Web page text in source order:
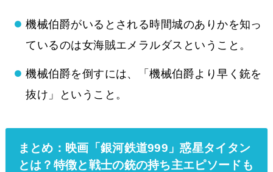
機械伯爵がいるとされる時間城のありかを知っ
ているのは女海賊エメラルダスということ。
機械伯爵を倒すには、「機械伯爵より早く銃を
抜け」ということ。
まとめ：映画「銀河鉄道999」惑星タイタン
とは？特徴と戦士の銃の持ち主エピソードも